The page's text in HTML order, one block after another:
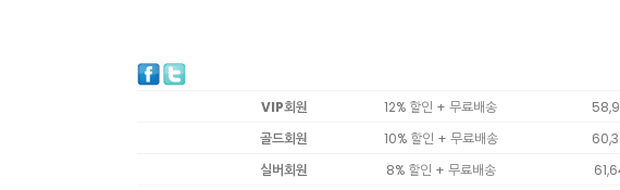
VIP회원 12% 할인 + 무료배송
골드회원
10% 할인 + 무료배송
실버회원
8% 할인 + 무료배송